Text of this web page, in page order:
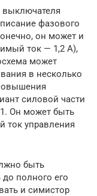
выключателя
фазового
он может и
ток — 1,2 А),
может
в несколько
силовой части
Он может быть
ток управления
быть
до полного его
и симистор